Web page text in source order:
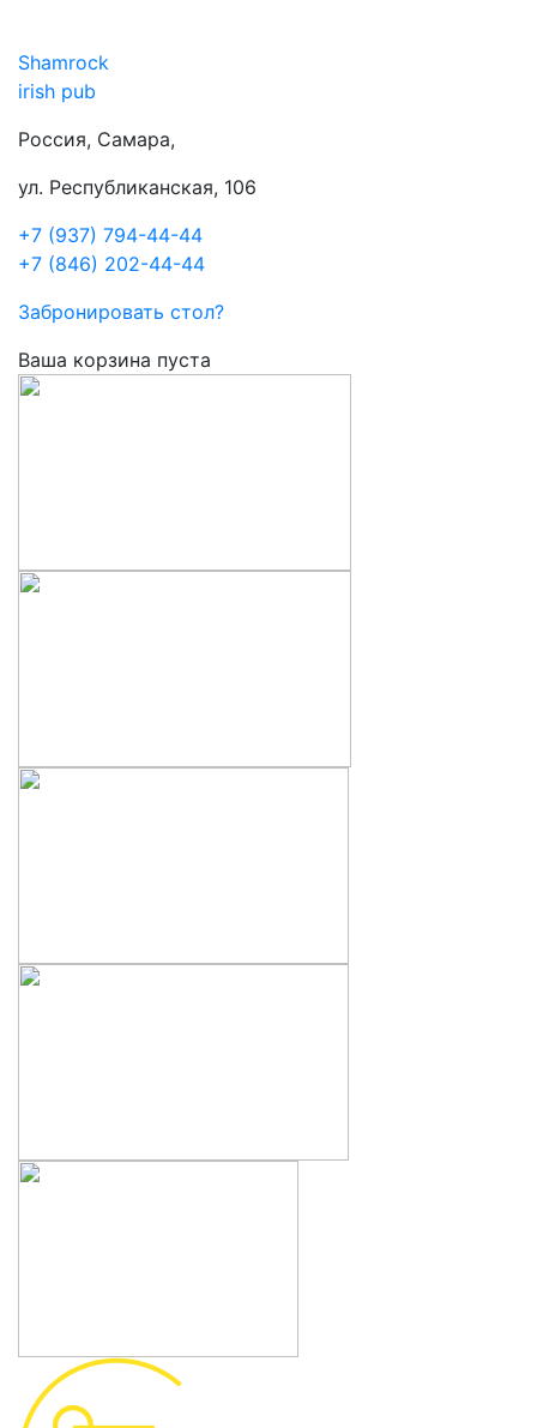
Shamrock
irish pub
Россия, Самара,
ул. Республиканская, 106
+7 (937) 794-44-44
+7 (846) 202-44-44
Забронировать стол?
Ваша корзина пуста